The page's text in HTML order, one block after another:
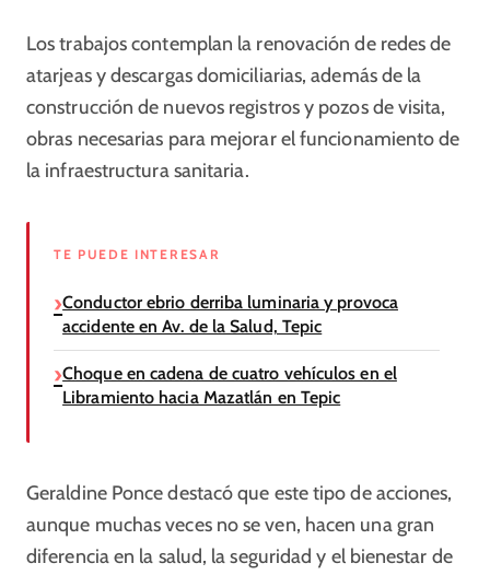
Los trabajos contemplan la renovación de redes de
atarjeas y descargas domiciliarias, además de la
construcción de nuevos registros y pozos de visita,
obras necesarias para mejorar el funcionamiento de
la infraestructura sanitaria.
TE PUEDE INTERESAR
Conductor ebrio derriba luminaria y provoca
accidente en Av. de la Salud, Tepic
Choque en cadena de cuatro vehículos en el
Libramiento hacia Mazatlán en Tepic
Geraldine Ponce destacó que este tipo de acciones,
aunque muchas veces no se ven, hacen una gran
diferencia en la salud, la seguridad y el bienestar de